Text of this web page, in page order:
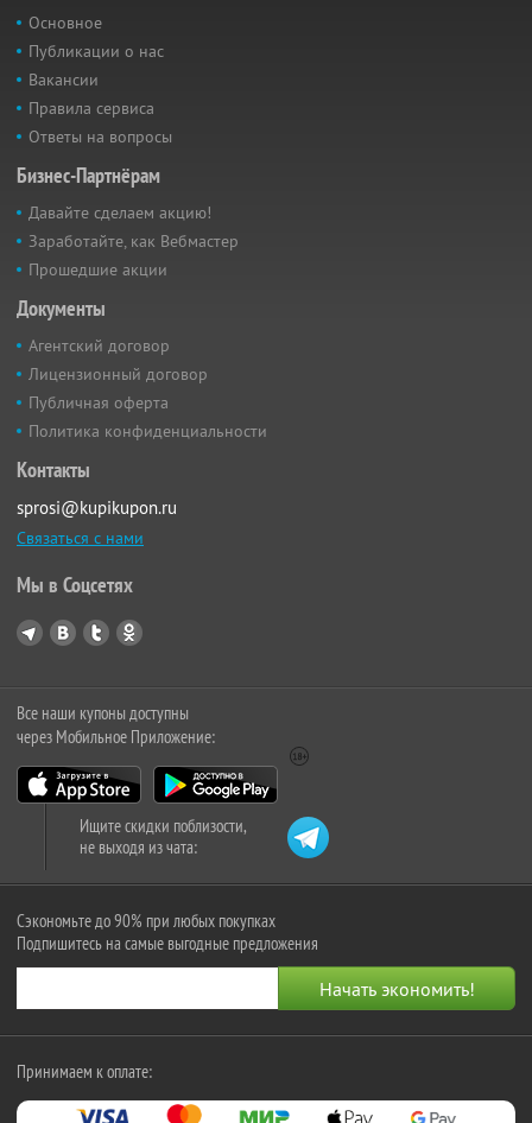
Основное
Публикации о нас
Вакансии
Правила сервиса
Ответы на вопросы
Бизнес-Партнёрам
Давайте сделаем акцию!
Заработайте, как Вебмастер
Прошедшие акции
Документы
Агентский договор
Лицензионный договор
Публичная оферта
Политика конфиденциальности
Контакты
sprosi@kupikupon.ru
Связаться с нами
Мы в Соцсетях
Все наши купоны доступны
через Мобильное Приложение:
Ищите скидки поблизости,
не выходя из чата:
Сэкономьте до 90% при любых покупках
Подпишитесь на самые выгодные предложения
Принимаем к оплате: